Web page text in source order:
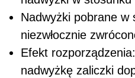
Nadwyżki pobrane w
niezwłocznie
Efekt rozporządzenia:
nadwyżkę zaliczki